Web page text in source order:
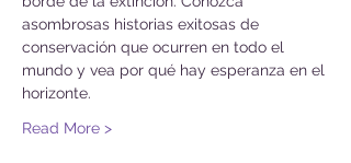
asombrosas historias exitosas de
conservación que ocurren en todo el
mundo y vea por qué hay esperanza en el
horizonte.
Read More >